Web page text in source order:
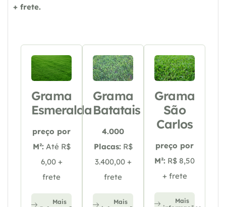
+ frete.
Grama
Esmeralda
preço por
M²: Até R$
6,00 +
frete
Mais
Grama
Batatais
4.000
Placas: R$
3.400,00 +
frete
Mais
Grama
São
Carlos
preço por
M²: R$ 8,50
+ frete
Mais